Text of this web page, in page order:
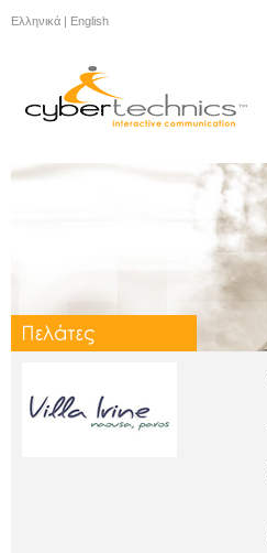
Ελληνικά | English